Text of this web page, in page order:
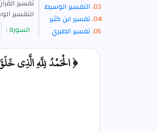
التفسير الوسيط
تفسير ابن كثير
تفسير الطبري
التفسير
السورة :
﴿ الْحَمْدُ لِلَّهِ الَّذِي